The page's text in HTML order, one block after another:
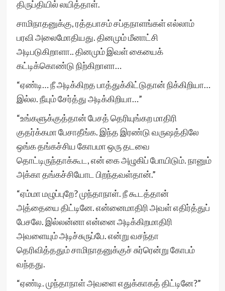
திருப்தியில் லயித்தாள்.
சாமிநாதனுக்கு, ரத்தபாசம் சப்தநாளங்கள் எல்லாம்
பரவி அலைமோதியது. தினமும் மீனாட்சி
அடிபடுகிறாளா.. தினமும் இவள் கையைக்
கட்டிக்கொண்டு நிற்கிறாளா…
“ஏண்டி… நீ அடிக்கிறத பாத்துக்கிட்டுதான் நிக்கிறியா…
இல்ல. நீயும் சேர்த்து அடிக்கிறியா…”
“உங்களுக்குத்தான் பேசத் தெரியுங்கற மாதிரி
குதர்க்கமா பேசாதீங்க. இந்த இரண்டு வருஷத்திலே
ஒங்க தங்கச்சிய கோபமா ஒரு தடவை
தொட்டிருந்தாக்கூட, என் கை அழுகிப் போயிடும். நானும்
அக்கா தங்கச்சியோட பிறந்தவள்தான்.”
“ஏம்மா மழுப்புறே? முந்தாநாள். நீ கூடத்தான்
அத்தையை திட்டினே. என்னைமாதிரி அவள் எதிர்த்துப்
பேசலே. இல்லன்னா என்னை அடிக்கிறமாதிரி
அவளையும் அடிச்சுருப்பே. என்று வசந்தா
தெரிவித்ததும் சாமிநாதனுக்குச் சுர்ரென்று கோபம்
வந்தது.
“ஏண்டி. முந்தாநாள் அவளை எதுக்காகத் திட்டினே?”